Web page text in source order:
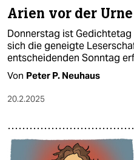
Arien vor der Urne
Donnerstag ist
sich die geneigte
entscheidenden Sonntag
Von Peter P. Neuhaus
20.2.2025